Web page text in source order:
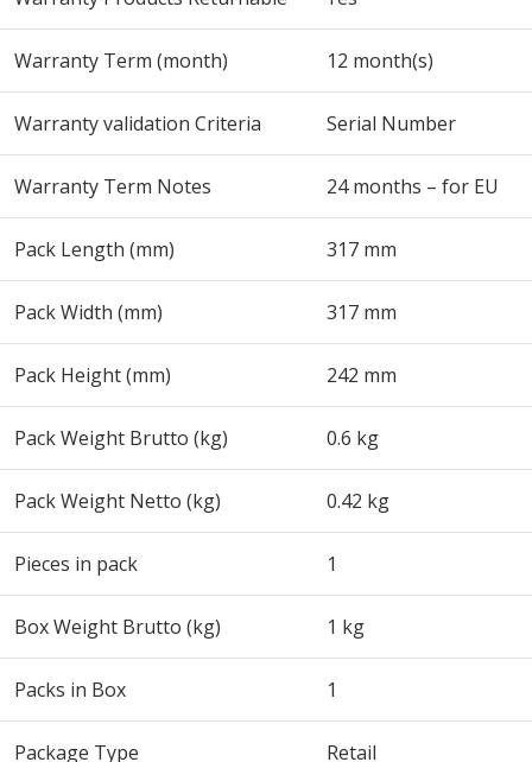
Warranty Term (month) 12 month(s)
Warranty validation Criteria Serial Number
Warranty Term Notes 24 months – for EU
Pack Length (mm) 317 mm
Pack Width (mm) 317 mm
Pack Height (mm) 242 mm
Pack Weight Brutto (kg) 0.6 kg
Pack Weight Netto (kg) 0.42 kg
Pieces in pack 1
Box Weight Brutto (kg) 1 kg
Packs in Box 1
Package Type Retail